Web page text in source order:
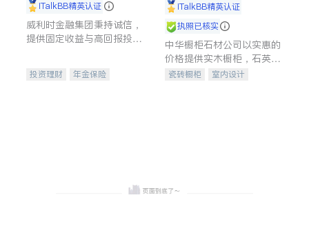
iTalkBB精英认证
威利时金融集团秉持诚信，
提供固定收益与高回报投资
合，助力客户实现目标
投资理财
年金保险
iTalkBB精英认证
执照已核实
中华橱柜石材公司以实惠的
价格提供实木橱柜，石英石
台面，多种优质不锈钢水
瓷砖橱柜
室内设计